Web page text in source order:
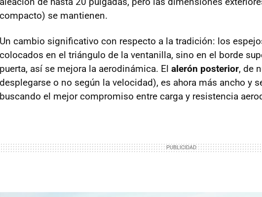
compacto) se mantienen.
Un cambio significativo con respecto a la tradición: los
colocados en el triángulo de la ventanilla, sino en el borde
puerta, así se mejora la aerodinámica. El alerón posterior, de
desplegarse o no según la velocidad), es ahora más ancho y
buscando el mejor compromiso entre carga y resistencia